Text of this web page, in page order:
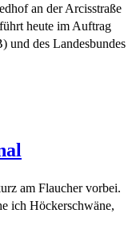
an der Arcisstraße
heute im Auftrag
und des Landesbundes
am Flaucher vorbei.
ich Höckerschwäne,